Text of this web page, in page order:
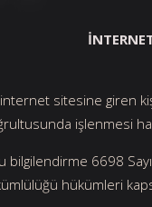
sitesine giren
işlenmesi
bilgilendirme 6698
hükümleri